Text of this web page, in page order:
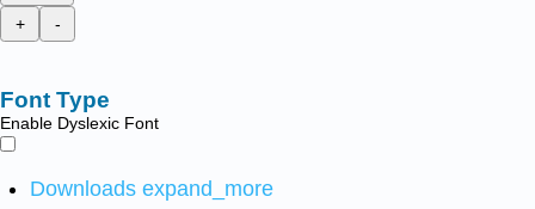
+
-
Font Type
Enable Dyslexic Font
Downloads expand_more